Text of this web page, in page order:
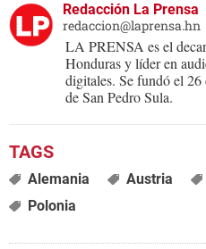
Redacción La Prensa
redaccion@laprensa.hn
LA PRENSA es el
Honduras y líder en
digitales. Se fundó el
de San Pedro Sula.
Alemania Austria
Polonia